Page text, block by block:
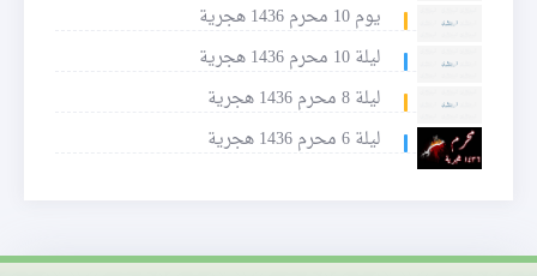
يوم 10 محرم 1436 هجرية
ليلة 10 محرم 1436 هجرية
ليلة 8 محرم 1436 هجرية
ليلة 6 محرم 1436 هجرية